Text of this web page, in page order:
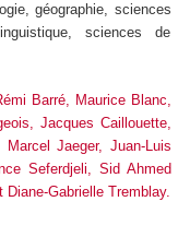
géographie, sciences
sciences de
Barré, Maurice Blanc,
Jacques Caillouette,
Marcel Jaeger, Juan-Luis
Seferdjeli, Sid Ahmed
Gabrielle Tremblay.